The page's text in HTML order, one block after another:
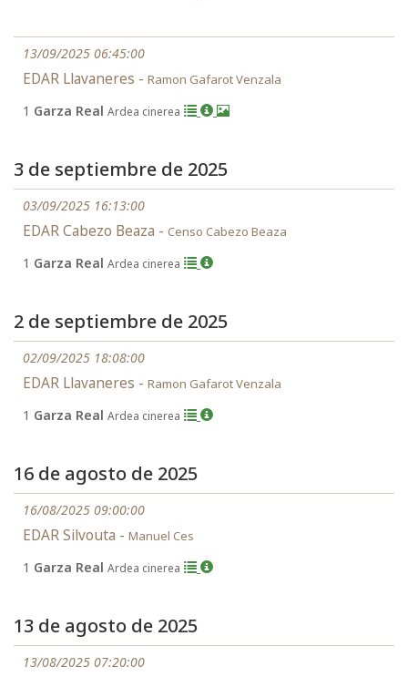
13/09/2025 06:45:00
EDAR Llavaneres - Ramon Gafarot Venzala
1 Garza Real Ardea cinerea
3 de septiembre de 2025
03/09/2025 16:13:00
EDAR Cabezo Beaza - Censo Cabezo Beaza
1 Garza Real Ardea cinerea
2 de septiembre de 2025
02/09/2025 18:08:00
EDAR Llavaneres - Ramon Gafarot Venzala
1 Garza Real Ardea cinerea
16 de agosto de 2025
16/08/2025 09:00:00
EDAR Silvouta - Manuel Ces
1 Garza Real Ardea cinerea
13 de agosto de 2025
13/08/2025 07:20:00